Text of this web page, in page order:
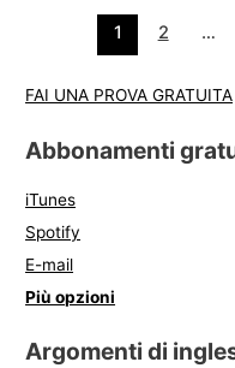
1 2 …
FAI UNA PROVA GRATUITA
Abbonamenti
iTunes
Spotify
E-mail
Più opzioni
Argomenti di